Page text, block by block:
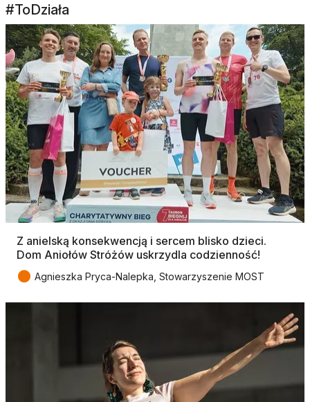
#ToDziała
Z anielską konsekwencją i sercem blisko dzieci.
Dom Aniołów Stróżów uskrzydla codzienność!
● Agnieszka Pryca-Nalepka, Stowarzyszenie MOST